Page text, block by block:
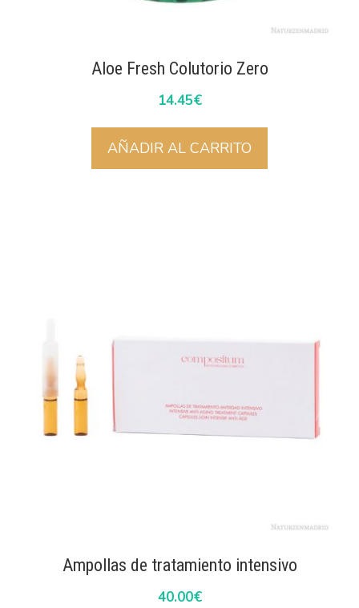
Aloe Fresh Colutorio Zero
14.45€
AÑADIR AL CARRITO
Ampollas de tratamiento intensivo
40.00€